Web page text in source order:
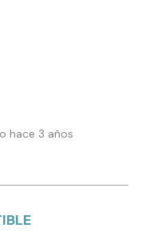
hace 3 años